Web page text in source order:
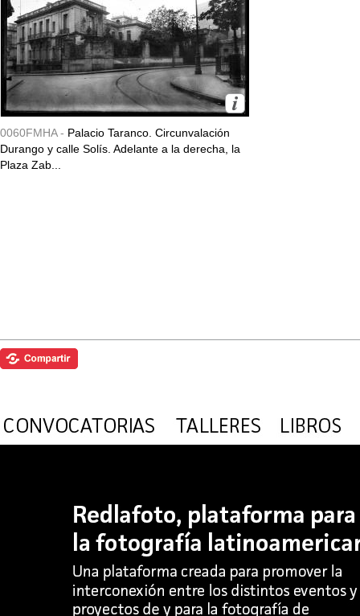
0060FMHA - Palacio Taranco. Circunvalación
Durango y calle Solís. Adelante a la derecha, la
Plaza Zab...